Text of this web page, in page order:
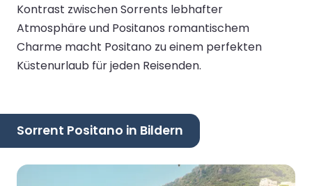
Kontrast zwischen Sorrents lebhafter
Atmosphäre und Positanos romantischem
Charme macht Positano zu einem perfekten
Küstenurlaub für jeden Reisenden.
Sorrent Positano in Bildern